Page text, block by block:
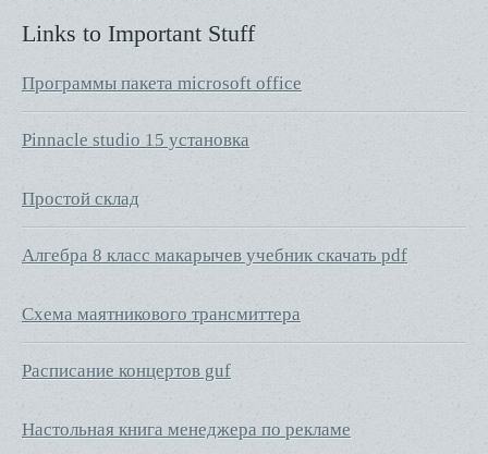
Links to Important Stuff
Программы пакета microsoft office
Pinnacle studio 15 установка
Простой склад
Алгебра 8 класс макарычев учебник скачать pdf
Схема маятникового трансмиттера
Расписание концертов guf
Настольная книга менеджера по рекламе